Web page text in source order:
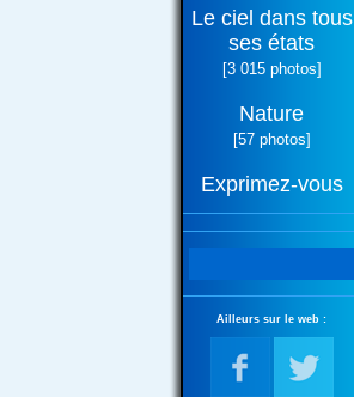
Le ciel dans tous
ses états
[3 015 photos]
Nature
[57 photos]
Exprimez-vous
Ailleurs sur le web :